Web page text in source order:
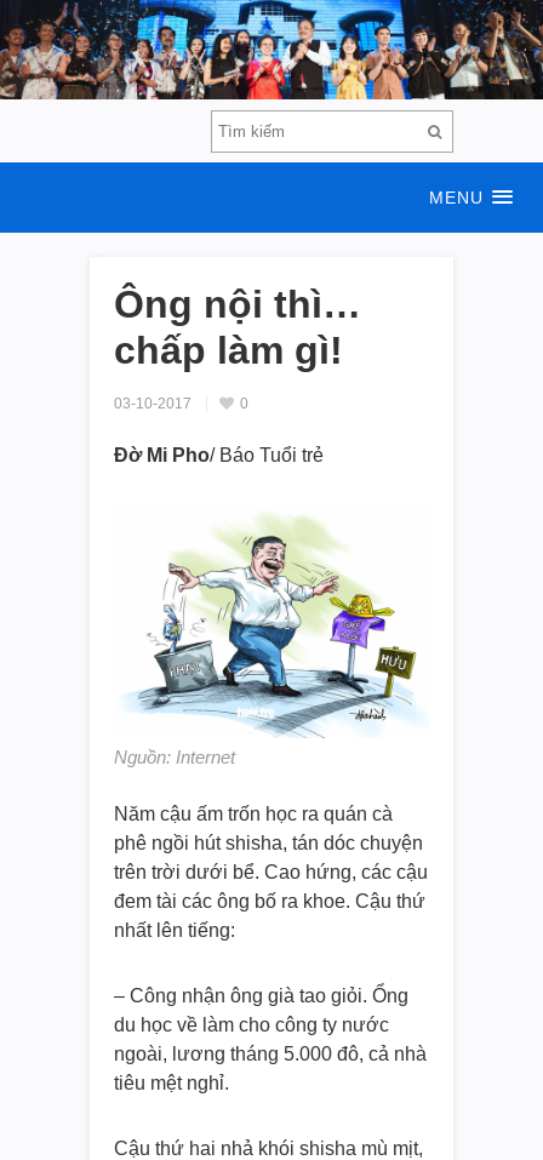
MENU
Ông nội thì…
chấp làm gì!
03-10-2017 0
Đờ Mi Pho/ Báo Tuổi trẻ
Nguồn: Internet
Năm cậu ấm trốn học ra quán cà
phê ngồi hút shisha, tán dóc chuyện
trên trời dưới bể. Cao hứng, các cậu
đem tài các ông bố ra khoe. Cậu thứ
nhất lên tiếng:
– Công nhận ông già tao giỏi. Ổng
du học về làm cho công ty nước
ngoài, lương tháng 5.000 đô, cả nhà
tiêu mệt nghỉ.
Cậu thứ hai nhả khói shisha mù mịt,